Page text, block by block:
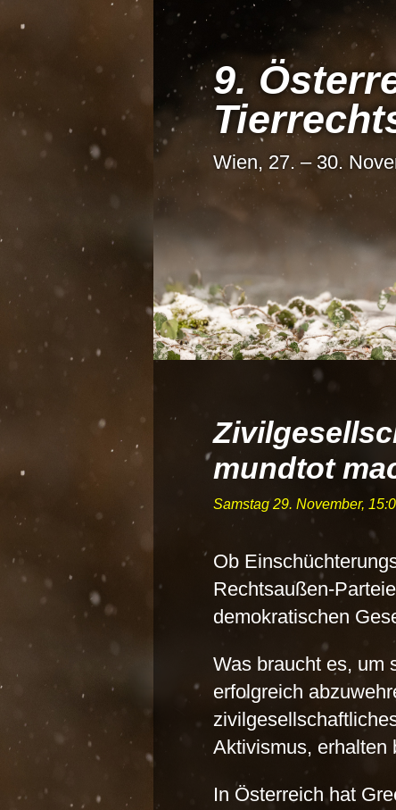
9.
Wien, 27. – 30.
mundtot
Samstag 29. November,
Ob
Rechtsaußen-
demokratischen
Was braucht es, um
erfolgreich
Aktivismus, erhalten
In Österreich hat